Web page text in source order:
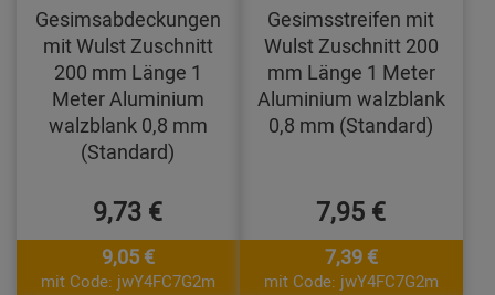
Gesimsabdeckungen
mit Wulst Zuschnitt
200 mm Länge 1
Meter Aluminium
walzblank 0,8 mm
(Standard)
9,73 €
9,05 €
mit Code: jwY4FC7G2m
Gesimsstreifen mit
Wulst Zuschnitt 200
mm Länge 1 Meter
Aluminium walzblank
0,8 mm (Standard)
7,95 €
7,39 €
mit Code: jwY4FC7G2m